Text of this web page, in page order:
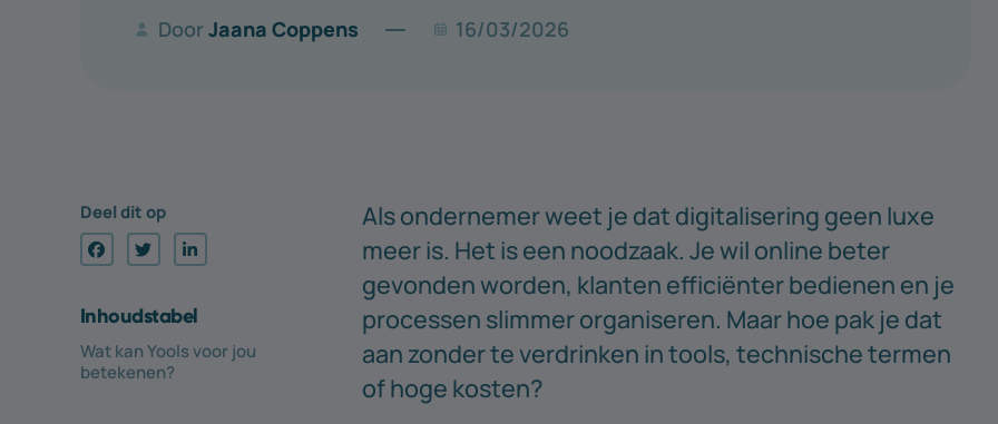
DoorJaana Coppens 16/03/2026
Deel dit op
Inhouds­tabel
Wat kan Yools voor jou
betekenen?
Als ondernemer weet je dat digitalisering geen luxe
meer is. Het is een noodzaak. Je wil online beter
gevonden worden, klanten efficiënter bedienen en je
processen slimmer organiseren. Maar hoe pak je dat
aan zonder te verdrinken in tools, technische termen
of hoge kosten?